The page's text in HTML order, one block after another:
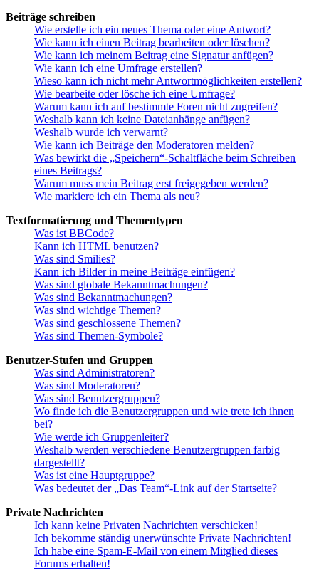
Beiträge schreiben
Wie erstelle ich ein neues Thema oder eine Antwort?
Wie kann ich einen Beitrag bearbeiten oder löschen?
Wie kann ich meinem Beitrag eine Signatur anfügen?
Wie kann ich eine Umfrage erstellen?
Wieso kann ich nicht mehr Antwortmöglichkeiten erstellen?
Wie bearbeite oder lösche ich eine Umfrage?
Warum kann ich auf bestimmte Foren nicht zugreifen?
Weshalb kann ich keine Dateianhänge anfügen?
Weshalb wurde ich verwarnt?
Wie kann ich Beiträge den Moderatoren melden?
Was bewirkt die „Speichern“-Schaltfläche beim Schreiben
eines Beitrags?
Warum muss mein Beitrag erst freigegeben werden?
Wie markiere ich ein Thema als neu?
Textformatierung und Thementypen
Was ist BBCode?
Kann ich HTML benutzen?
Was sind Smilies?
Kann ich Bilder in meine Beiträge einfügen?
Was sind globale Bekanntmachungen?
Was sind Bekanntmachungen?
Was sind wichtige Themen?
Was sind geschlossene Themen?
Was sind Themen-Symbole?
Benutzer-Stufen und Gruppen
Was sind Administratoren?
Was sind Moderatoren?
Was sind Benutzergruppen?
Wo finde ich die Benutzergruppen und wie trete ich ihnen
bei?
Wie werde ich Gruppenleiter?
Weshalb werden verschiedene Benutzergruppen farbig
dargestellt?
Was ist eine Hauptgruppe?
Was bedeutet der „Das Team“-Link auf der Startseite?
Private Nachrichten
Ich kann keine Privaten Nachrichten verschicken!
Ich bekomme ständig unerwünschte Private Nachrichten!
Ich habe eine Spam-E-Mail von einem Mitglied dieses
Forums erhalten!